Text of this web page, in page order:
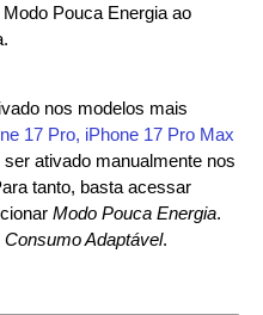
Pouca Energia ao
nos modelos mais
17 Pro, iPhone 17 Pro Max
ativado manualmente nos
tanto, basta acessar
Modo Pouca Energia.
Consumo Adaptável.